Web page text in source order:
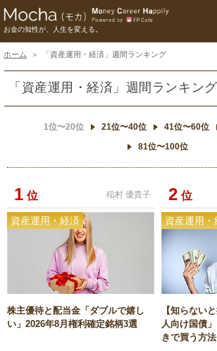
お金の知性が、人生を変える。
ホーム 「資産運用・経済」週間ランキング
「資産運用・経済」週間ランキング
1位〜20位 21位〜40位 41位〜60位
81位〜100位
1 位
資産運用・経済
稲村 優貴子
株主優待と配当金「ダブルで嬉し
い」2026年8月権利確定銘柄3選
2 位
資産運用・
【知らない
人向け国債
きで買う方法